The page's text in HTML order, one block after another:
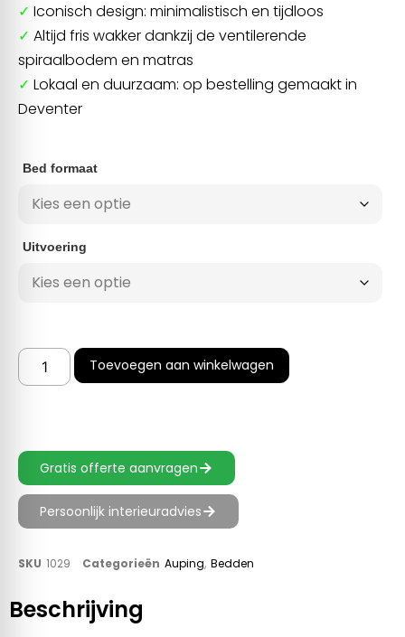
✓ Iconisch design: minimalistisch en tijdloos
✓ Altijd fris wakker dankzij de ventilerende
spiraalbodem en matras
✓ Lokaal en duurzaam: op bestelling gemaakt in
Deventer
Bed formaat
Uitvoering
Toevoegen aan winkelwagen
Gratis offerte aanvragen
Persoonlijk interieuradvies
SKU 1029 Categorieën Auping, Bedden
Beschrijving